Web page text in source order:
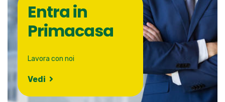
Entra in
Primacasa
Lavora con noi
Vedi